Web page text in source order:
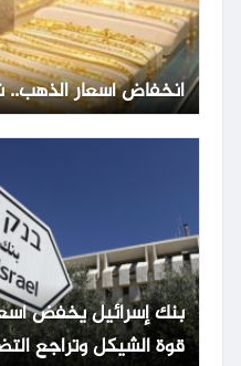
انخفاض أسعار
قوة الشيكل وتراجع